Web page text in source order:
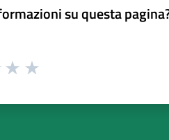
su questa